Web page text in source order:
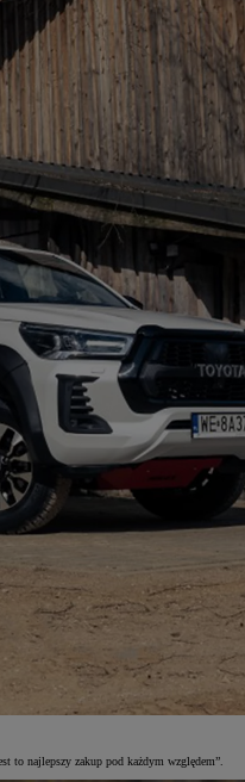
to najlepszy zakup pod każdym względem”.